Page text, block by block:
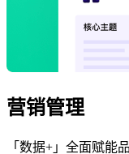
营销管理
「数据+」全面赋能